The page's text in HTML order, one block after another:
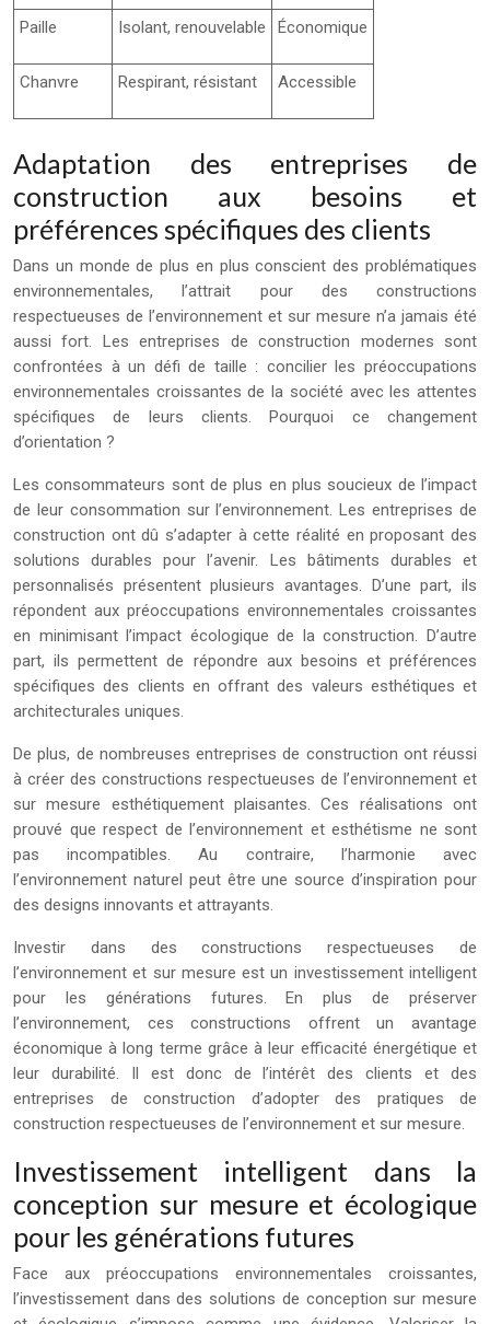
Paille Isolant, renouvelable Économique
Chanvre Respirant, résistant Accessible
Adaptation des entreprises de
construction aux besoins et
préférences spécifiques des clients
Dans un monde de plus en plus conscient des problématiques
environnementales, l’attrait pour des constructions
respectueuses de l’environnement et sur mesure n’a jamais été
aussi fort. Les entreprises de construction modernes sont
confrontées à un défi de taille : concilier les préoccupations
environnementales croissantes de la société avec les attentes
spécifiques de leurs clients. Pourquoi ce changement
d’orientation ?
Les consommateurs sont de plus en plus soucieux de l’impact
de leur consommation sur l’environnement. Les entreprises de
construction ont dû s’adapter à cette réalité en proposant des
solutions durables pour l’avenir. Les bâtiments durables et
personnalisés présentent plusieurs avantages. D’une part, ils
répondent aux préoccupations environnementales croissantes
en minimisant l’impact écologique de la construction. D’autre
part, ils permettent de répondre aux besoins et préférences
spécifiques des clients en offrant des valeurs esthétiques et
architecturales uniques.
De plus, de nombreuses entreprises de construction ont réussi
à créer des constructions respectueuses de l’environnement et
sur mesure esthétiquement plaisantes. Ces réalisations ont
prouvé que respect de l’environnement et esthétisme ne sont
pas incompatibles. Au contraire, l’harmonie avec
l’environnement naturel peut être une source d’inspiration pour
des designs innovants et attrayants.
Investir dans des constructions respectueuses de
l’environnement et sur mesure est un investissement intelligent
pour les générations futures. En plus de préserver
l’environnement, ces constructions offrent un avantage
économique à long terme grâce à leur efficacité énergétique et
leur durabilité. Il est donc de l’intérêt des clients et des
entreprises de construction d’adopter des pratiques de
construction respectueuses de l’environnement et sur mesure.
Investissement intelligent dans la
conception sur mesure et écologique
pour les générations futures
Face aux préoccupations environnementales croissantes,
l’investissement dans des solutions de conception sur mesure